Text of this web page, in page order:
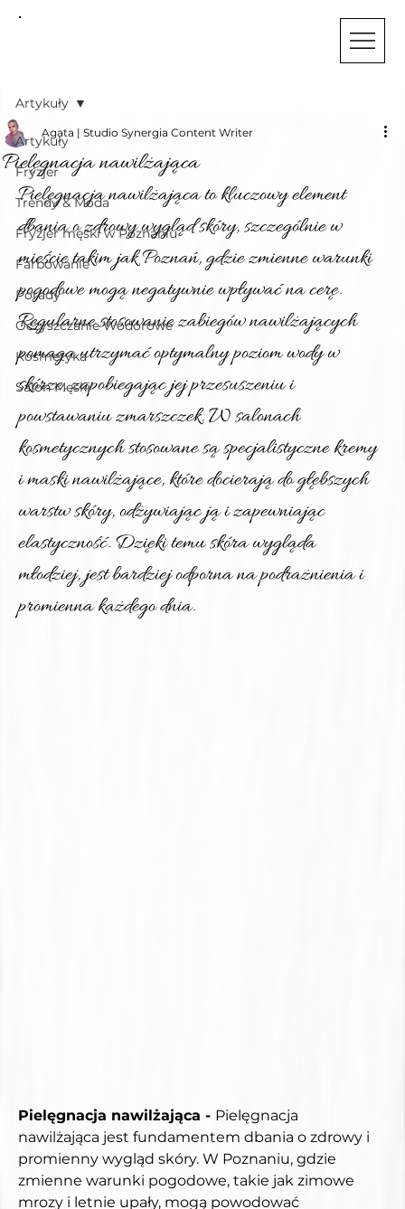
Artykuły
Fryzjer
Trendy & Moda
Fryzjer męski w Poznaniu
Farbowanie
Porady
Oczyszczanie Wodorowe
Kosmetyka
Salon Męski
Artykuły
Pielęgnacja nawilżająca
Agata | Studio Synergia Content Writer
Pielęgnacja nawilżająca to kluczowy element
dbania o zdrowy wygląd skóry, szczególnie w
mieście takim jak Poznań, gdzie zmienne warunki
pogodowe mogą negatywnie wpływać na cerę.
Regularne stosowanie zabiegów nawilżających
pomaga utrzymać optymalny poziom wody w
skórze, zapobiegając jej przesuszeniu i
powstawaniu zmarszczek. W salonach
kosmetycznych stosowane są specjalistyczne kremy
i maski nawilżające, które docierają do głębszych
warstw skóry, odżywiając ją i zapewniając
elastyczność. Dzięki temu skóra wygląda
młodziej, jest bardziej odporna na podrażnienia i
promienna każdego dnia.
Pielęgnacja nawilżająca - Pielęgnacja
nawilżająca jest fundamentem dbania o zdrowy i
promienny wygląd skóry. W Poznaniu, gdzie
zmienne warunki pogodowe, takie jak zimowe
mrozy i letnie upały, mogą powodować